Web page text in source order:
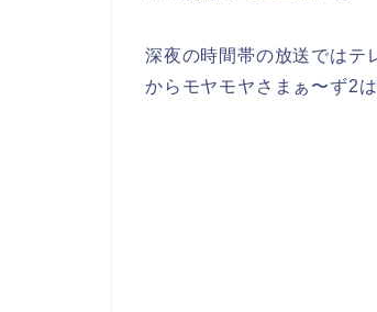
深夜の時間帯の放送ではテ
からモヤモヤさまぁ〜ず2